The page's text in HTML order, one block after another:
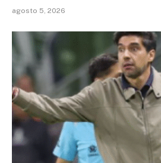
agosto 5, 2026